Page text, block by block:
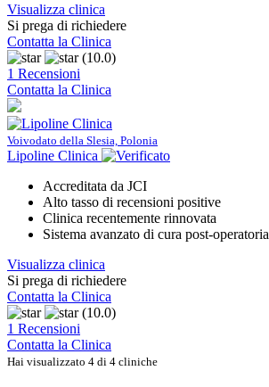
Visualizza clinica
Si prega di richiedere
Contatta la Clinica
(10.0)
1 Recensioni
Contatta la Clinica
Voivodato della Slesia, Polonia
Lipoline Clinica
Accreditata da JCI
Alto tasso di recensioni positive
Clinica recentemente rinnovata
Sistema avanzato di cura post-operatoria
Visualizza clinica
Si prega di richiedere
Contatta la Clinica
(10.0)
1 Recensioni
Contatta la Clinica
Hai visualizzato 4 di 4 cliniche